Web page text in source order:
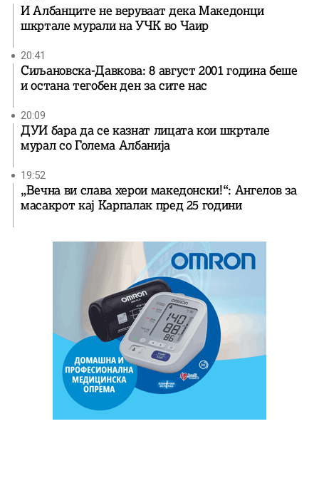
И Албанците не веруваат дека Македонци
шкртале мурали на УЧК во Чаир
20:41
Сиљановска-Давкова: 8 август 2001 година беше
и остана тегобен ден за сите нас
20:09
ДУИ бара да се казнат лицата кои шкртале
мурал со Голема Албанија
19:52
„Вечна ви слава херои македонски!“: Ангелов за
масакрот кај Карпалак пред 25 години